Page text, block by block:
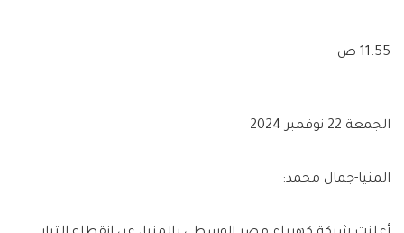
11:55 ص
الجمعة 22 نوفمبر 2024
المنيا-جمال محمد: